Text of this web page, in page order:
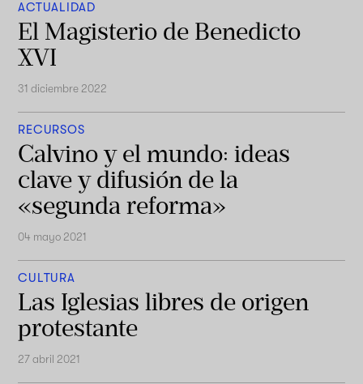
ACTUALIDAD
El Magisterio de Benedicto
XVI
31 diciembre 2022
RECURSOS
Calvino y el mundo: ideas
clave y difusión de la
«segunda reforma»
04 mayo 2021
CULTURA
Las Iglesias libres de origen
protestante
27 abril 2021